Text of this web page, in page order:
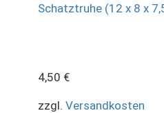
Schatztruhe (12 x 8 x
4,50 €
zzgl. Versandkosten